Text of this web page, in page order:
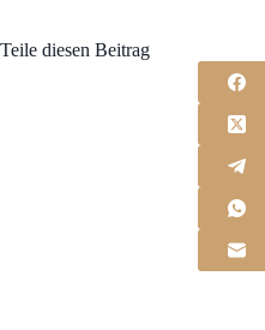
Teile diesen Beitrag